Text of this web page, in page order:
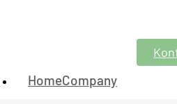
HomeCompany